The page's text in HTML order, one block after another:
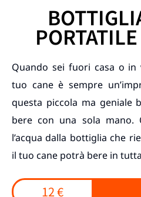
Quando sei fuori casa o
tuo cane è sempre
questa piccola ma geniale
bere con una sola
l’acqua dalla bottiglia che
il tuo cane potrà bere in
12 €